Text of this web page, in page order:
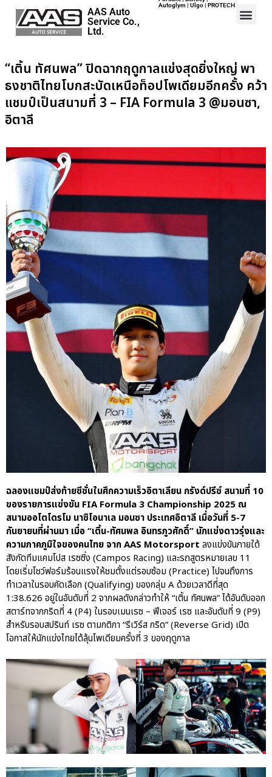
Home
ปอร์เช่ เอเอเอสฯ พลิกแนวคิด
After Sale สู่ Porsche Ownership
Experience แบบครบวงจร ผ่าน
แคมเปญ Cayenne Service Clinic
เบนท์ลีย์ มอเตอร์ส ตีความ
‘Bentley Diamond’ ใหม่ ดีไซน์
ระดับซิกเนเจอร์ในยนตรกรรม
EV รุ่นแรก พร้อมเปิดตัวกันยายน
นี้
ปอร์เช่ เอเอเอสฯ ยกประสบการณ์
Porsche สู่ Central Northville ใน
งาน AAS Roadshow พร้อมข้อ
เสนอพิเศษ Mid-Year 2026
ความรู้การขับขี่รถยนต์เบนท์ลีย์
อย่างปลอดภัยในงาน
Extraordinary Chauffeur
Training 2026
Porsche Centre Pattanakarn
เชื่อมโยง Porsche Community
ผ่าน The Big Screen Speed: AAS
Motorsport Live Experience
aas
AAS Corp
AAS Motorsport
AAS Porsche
Bentley
career
news
Porsche
AAS Auto
Service Co.,
Ltd.
Autoglym | Ulgo | PROTECH
“เติ้น ทัศนพล” ปิดฉากฤดูกาลแข่งสุดยิ่งใหญ่ พา
ธงชาติไทยโบกสะบัดเหนือท็อปโพเดียมอีกครั้ง คว้า
แชมป์เป็นสนามที่ 3 – FIA Formula 3 @มอนซา,
อิตาลี
ฉลองแชมป์ส่งท้ายซีซั่นในศึกความเร็วอิตาเลียน กรังด์ปรีซ์ สนามที่ 10
ของรายการแข่งขัน FIA Formula 3 Championship 2025 ณ
สนามออโตโดรโม นาซิโอนาเล มอนซา ประเทศอิตาลี เมื่อวันที่ 5-7
กันยายนที่ผ่านมา เมื่อ “เติ้น-ทัศนพล อินทรภูวศักดิ์” นักแข่งดาวรุ่งและ
ความภาคภูมิใจของคนไทย จาก AAS Motorsport ลงแข่งขันภายใต้
สังกัดทีมแคมโปส เรซซิ่ง (Campos Racing) และรถสูตรหมายเลข 11
โดยเริ่มโชว์ฟอร์มร้อนแรงให้ชมตั้งแต่รอบซ้อม (Practice) ไปจนถึงการ
ทำเวลาในรอบคัดเลือก (Qualifying) ของกลุ่ม A ด้วยเวลาดีที่สุด
1:38.626 อยู่ในอันดับที่ 2 จากผลดังกล่าวทำให้ “เติ้น ทัศนพล” ได้อันดับออก
สตาร์ทจากกริดที่ 4 (P4) ในรอบเมนเรซ – ฟีเจอร์ เรซ และอันดับที่ 9 (P9)
สำหรับรอบสปรินท์ เรซ ตามกติกา “รีเวิร์ส กริด” (Reverse Grid) เปิด
โอกาสให้นักแข่งไทยได้ลุ้นโพเดียมครั้งที่ 3 ของฤดูกาล